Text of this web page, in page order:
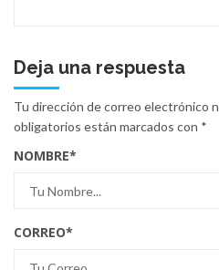
Deja una respuesta
Tu dirección de correo electrónico
obligatorios están marcados con *
NOMBRE*
CORREO*